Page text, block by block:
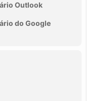
Outlook
do Google